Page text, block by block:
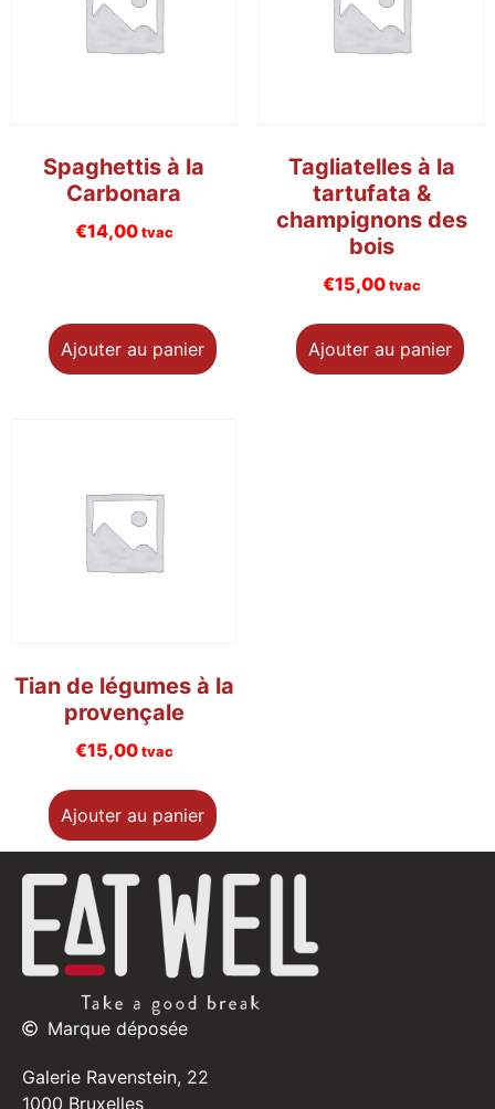
Spaghettis à la
Carbonara
€14,00 tvac
Ajouter au panier
Tagliatelles à la
tartufata &
champignons des
bois
€15,00 tvac
Ajouter au panier
Tian de légumes à la
provençale
€15,00 tvac
Ajouter au panier
Marque déposée
Galerie Ravenstein, 22
1000 Bruxelles